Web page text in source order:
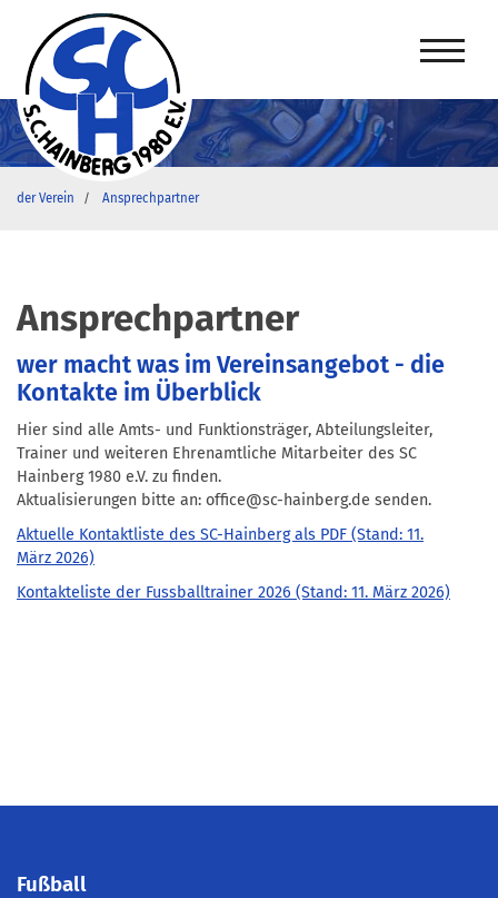
der Verein Ansprechpartner
Ansprechpartner
wer macht was im Vereinsangebot - die
Kontakte im Überblick
Hier sind alle Amts- und Funktionsträger, Abteilungsleiter,
Trainer und weiteren Ehrenamtliche Mitarbeiter des SC
Hainberg 1980 e.V. zu finden.
Aktualisierungen bitte an: office@sc-hainberg.de senden.
Aktuelle Kontaktliste des SC-Hainberg als PDF (Stand: 11.
März 2026)
Kontakteliste der Fussballtrainer 2026 (Stand: 11. März 2026)
Fußball